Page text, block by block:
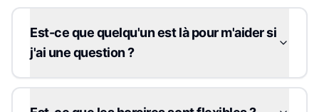
Est-ce que quelqu'un est là pour m'aider si
j'ai une question ?